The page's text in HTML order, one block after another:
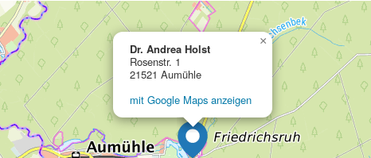
Dr. Andrea Holst
Rosenstr. 1
21521 Aumühle
mit Google Maps anzeigen
×